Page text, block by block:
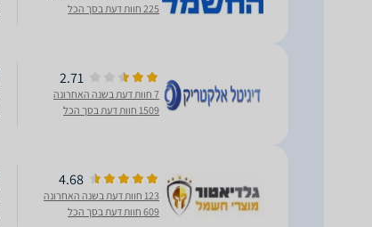
225 חוות דעת בסך הכל
2.71
7 חוות דעת בשנה האחרונה
1509 חוות דעת בסך הכל
4.68
123 חוות דעת בשנה האחרונה
609 חוות דעת בסך הכל